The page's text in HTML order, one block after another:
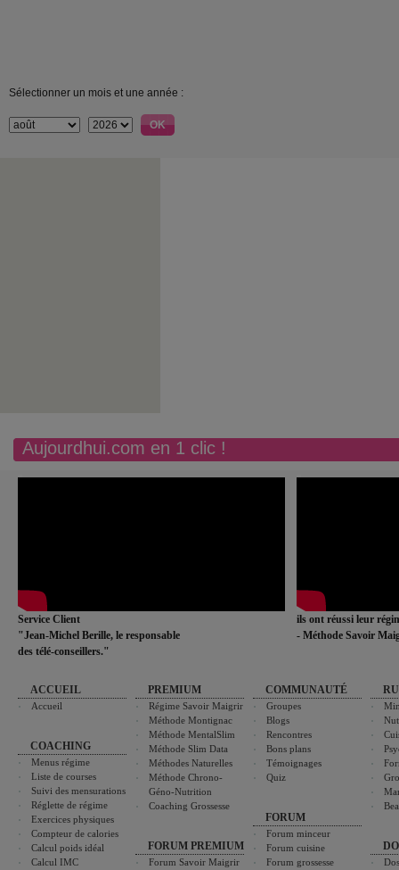
Sélectionner un mois et une année :
Aujourdhui.com en 1 clic !
Service Client
"Jean-Michel Berille, le responsable
des télé-conseillers."
ils ont réussi leur
- Méthode Savoir
ACCUEIL
Accueil
COACHING
Menus régime
Liste de courses
Suivi des mensurations
Réglette de régime
Exercices physiques
Compteur de calories
Calcul poids idéal
Calcul IMC
PREMIUM
Régime Savoir Maigrir
Méthode Montignac
Méthode MentalSlim
Méthode Slim Data
Méthodes Naturelles
Méthode Chrono-
Géno-Nutrition
Coaching Grossesse
FORUM PREMIUM
Forum Savoir Maigrir
COMMUNAUTÉ
Groupes
Blogs
Rencontres
Bons plans
Témoignages
Quiz
FORUM
Forum minceur
Forum cuisine
Forum grossesse